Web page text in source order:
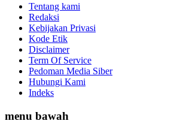
Tentang kami
Redaksi
Kebijakan Privasi
Kode Etik
Disclaimer
Term Of Service
Pedoman Media Siber
Hubungi Kami
Indeks
menu bawah